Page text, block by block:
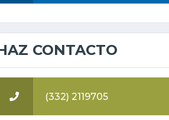
CONTACTO
(332) 2119705